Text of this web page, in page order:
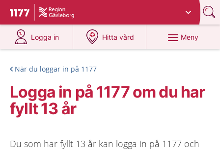
Till startsidan för 1177
Du har valt region
Logga in
på 1177.se
Hitta vård
på 1177.se
Meny
När du loggar in på 1177
Logga in på 1177 om du har
fyllt 13 år
Du som har fyllt 13 år kan logga in på 1177 och